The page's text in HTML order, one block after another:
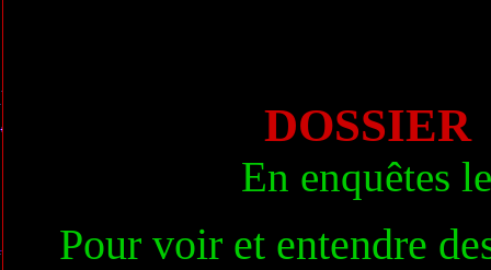
En enquêtes
Pour voir et entendre